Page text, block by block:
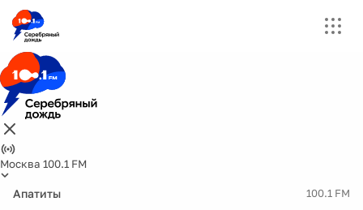
Москва 100.1 FM
Апатиты 100.1 FM